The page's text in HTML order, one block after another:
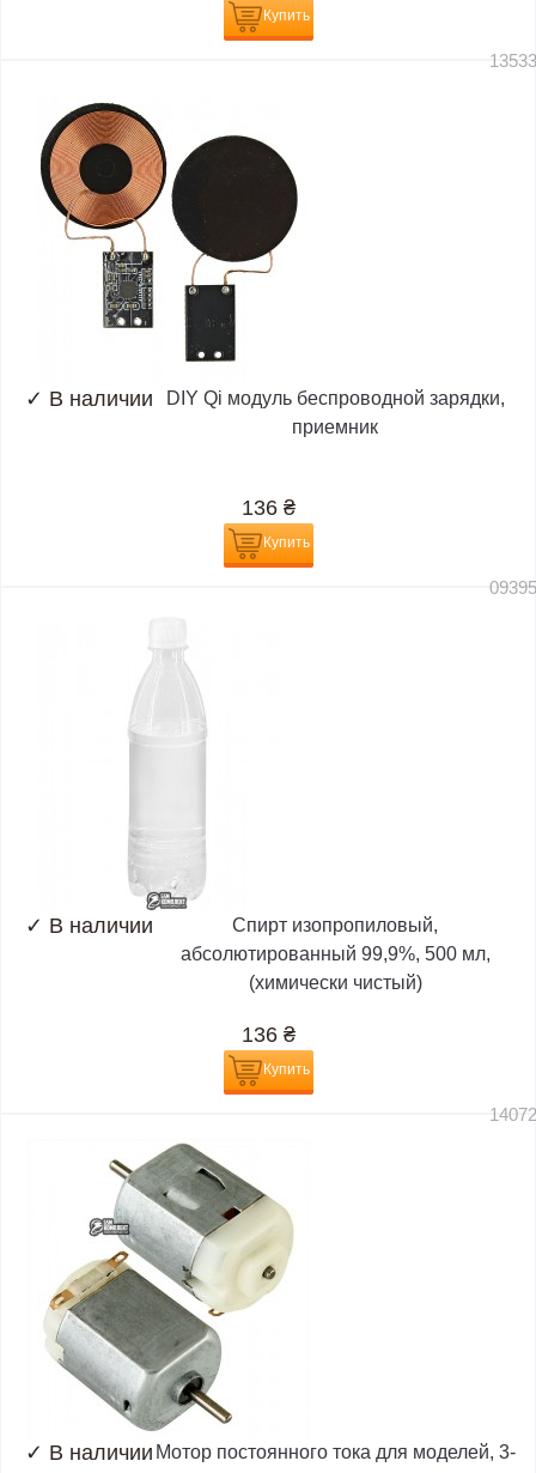
Купить
✓ В наличии
DIY Qi модуль беспроводной зарядки,
приемник
136 ₴
Купить
✓ В наличии
Спирт изопропиловый,
абсолютированный 99,9%, 500 мл,
(химически чистый)
136 ₴
Купить
✓ В наличии Мотор постоянного тока для моделей, 3-